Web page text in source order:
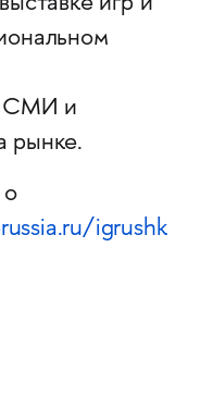
СМИ и
рынке.
igrushk